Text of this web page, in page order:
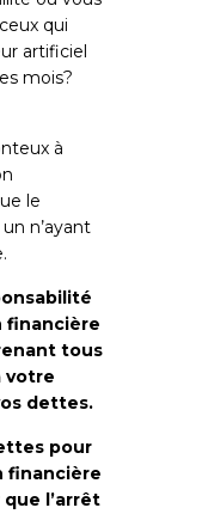
qui
artificiel
mois?
à
le
n’ayant
financière
tous
votre
dettes.
pour
financière
l’arrêt